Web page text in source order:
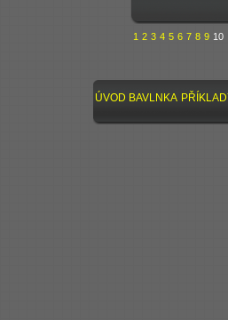
1 2 3 4 5 6 7 8 9 10
ÚVOD BAVLNKA